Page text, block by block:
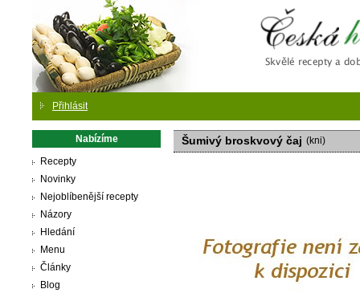
Přihlásit
Nabízíme
Recepty
Novinky
Nejoblíbenější recepty
Názory
Hledání
Menu
Články
Blog
Šumivý broskvový čaj (kni)